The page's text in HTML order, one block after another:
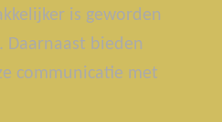
is geworden
bieden
communicatie met